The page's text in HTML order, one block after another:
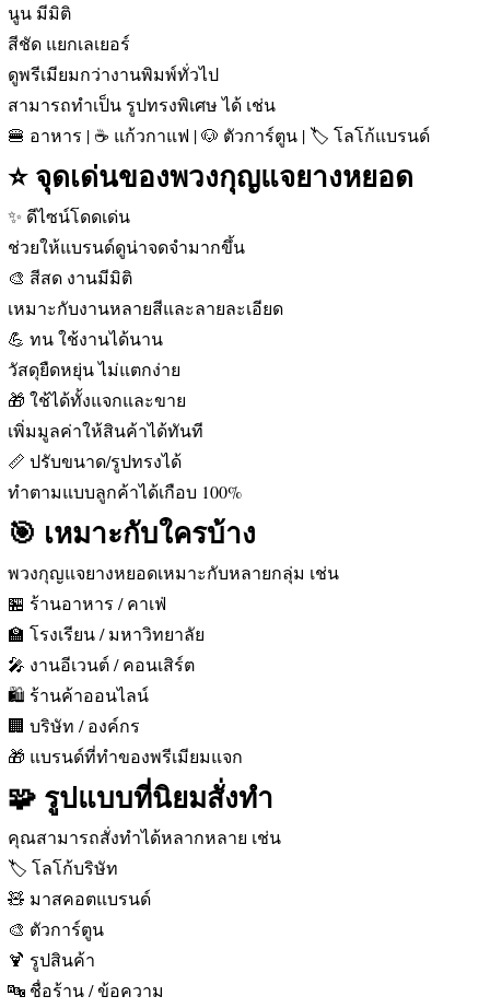
นูน มีมิติ
สีชัด แยกเลเยอร์
ดูพรีเมียมกว่างานพิมพ์ทั่วไป
สามารถทำเป็น รูปทรงพิเศษ ได้ เช่น
🍔 อาหาร | ☕ แก้วกาแฟ | 🐶 ตัวการ์ตูน | 🏷️ โลโก้แบรนด์
⭐ จุดเด่นของพวงกุญแจยางหยอด
✨ ดีไซน์โดดเด่น
ช่วยให้แบรนด์ดูน่าจดจำมากขึ้น
🎨 สีสด งานมีมิติ
เหมาะกับงานหลายสีและลายละเอียด
💪 ทน ใช้งานได้นาน
วัสดุยืดหยุ่น ไม่แตกง่าย
🎁 ใช้ได้ทั้งแจกและขาย
เพิ่มมูลค่าให้สินค้าได้ทันที
📏 ปรับขนาด/รูปทรงได้
ทำตามแบบลูกค้าได้เกือบ 100%
🎯 เหมาะกับใครบ้าง
พวงกุญแจยางหยอดเหมาะกับหลายกลุ่ม เช่น
🏪 ร้านอาหาร / คาเฟ่
🏫 โรงเรียน / มหาวิทยาลัย
🎤 งานอีเวนต์ / คอนเสิร์ต
🛍️ ร้านค้าออนไลน์
🏢 บริษัท / องค์กร
🎁 แบรนด์ที่ทำของพรีเมียมแจก
🧩 รูปแบบที่นิยมสั่งทำ
คุณสามารถสั่งทำได้หลากหลาย เช่น
🏷️ โลโก้บริษัท
🧸 มาสคอตแบรนด์
🎨 ตัวการ์ตูน
🍹 รูปสินค้า
🔤 ชื่อร้าน / ข้อความ